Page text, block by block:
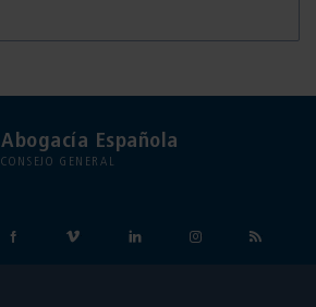
Abogacía Española
CONSEJO GENERAL